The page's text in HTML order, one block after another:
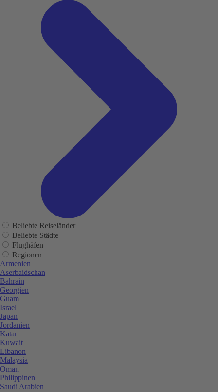
Beliebte Reiseländer
Beliebte Städte
Flughäfen
Regionen
Armenien
Aserbaidschan
Bahrain
Georgien
Guam
Israel
Japan
Jordanien
Katar
Kuwait
Libanon
Malaysia
Oman
Philippinen
Saudi Arabien